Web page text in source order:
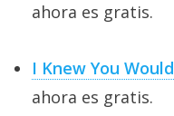
ahora es gratis.
I Knew You Would
ahora es gratis.